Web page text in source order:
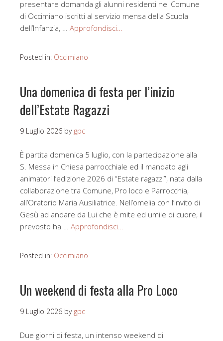
presentare domanda gli alunni residenti nel Comune
di Occimiano iscritti al servizio mensa della Scuola
dell’Infanzia, … Approfondisci…
Posted in: Occimiano
Una domenica di festa per l’inizio
dell’Estate Ragazzi
9 Luglio 2026 by gpc
È partita domenica 5 luglio, con la partecipazione alla
S. Messa in Chiesa parrocchiale ed il mandato agli
animatori l’edizione 2026 di “Estate ragazzi”, nata dalla
collaborazione tra Comune, Pro loco e Parrocchia,
all’Oratorio Maria Ausiliatrice. Nell’omelia con l’invito di
Gesù ad andare da Lui che è mite ed umile di cuore, il
prevosto ha … Approfondisci…
Posted in: Occimiano
Un weekend di festa alla Pro Loco
9 Luglio 2026 by gpc
Due giorni di festa, un intenso weekend di